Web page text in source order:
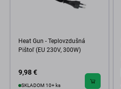
Heat Gun - Teplovzdušná
Pištoľ (EU 230V, 300W)
9,98 €
SKLADOM 10+ ks